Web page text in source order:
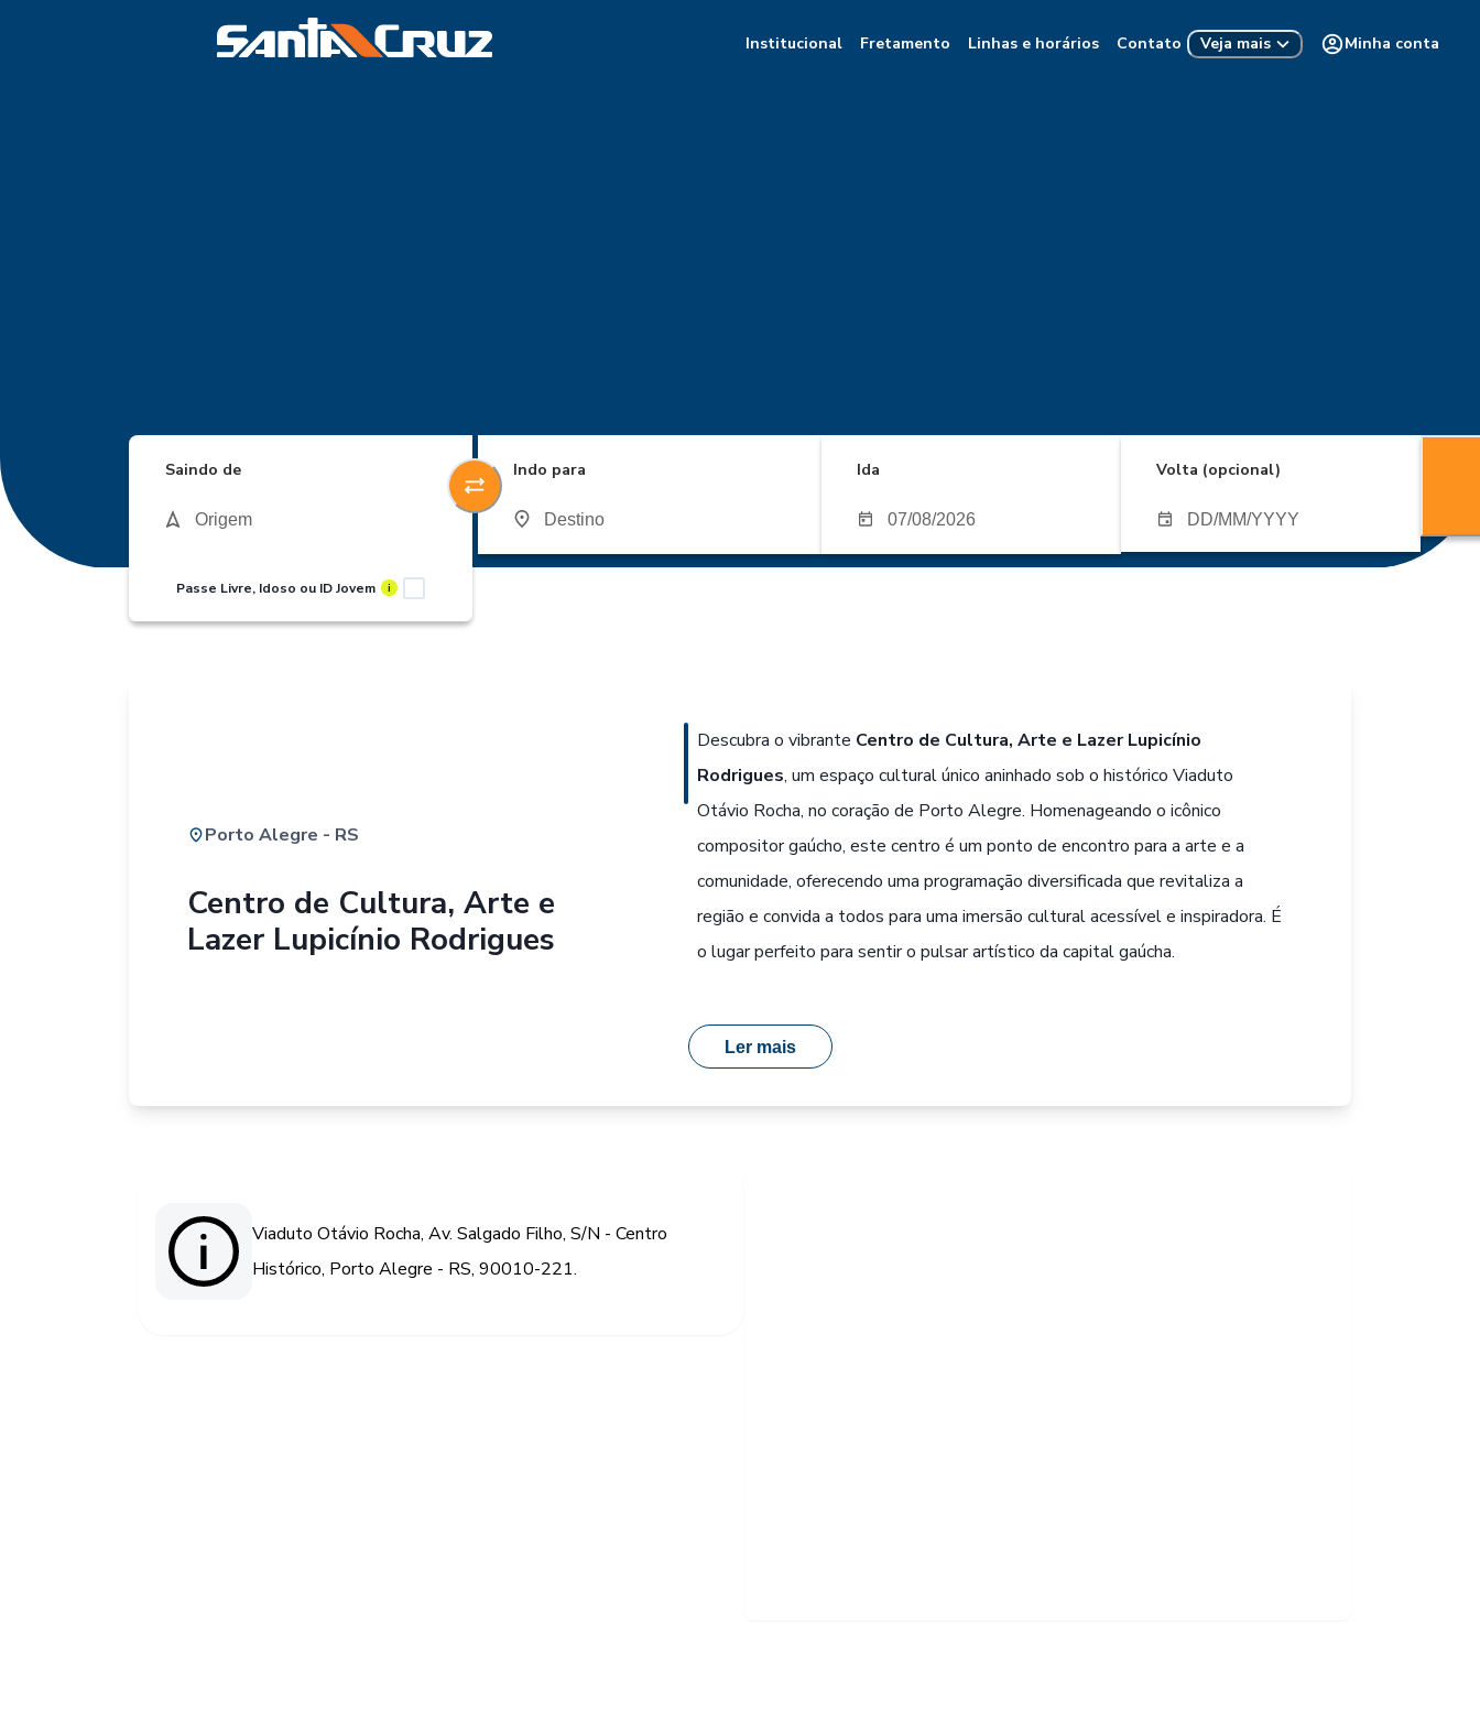
Institucional Fretamento Linhas e horários Contato Veja mais Minha conta
Saindo de
Passe Livre, Idoso ou ID Jovem i
Indo para Ida Volta (opcional)
Porto Alegre - RS
Centro de Cultura, Arte e
Lazer Lupicínio Rodrigues
Descubra o vibrante Centro de Cultura, Arte e Lazer Lupicínio
Rodrigues, um espaço cultural único aninhado sob o histórico Viaduto
Otávio Rocha, no coração de Porto Alegre. Homenageando o icônico
compositor gaúcho, este centro é um ponto de encontro para a arte e a
comunidade, oferecendo uma programação diversificada que revitaliza a
região e convida a todos para uma imersão cultural acessível e inspiradora. É
o lugar perfeito para sentir o pulsar artístico da capital gaúcha.
Ler mais
Viaduto Otávio Rocha, Av. Salgado Filho, S/N - Centro
Histórico, Porto Alegre - RS, 90010-221.